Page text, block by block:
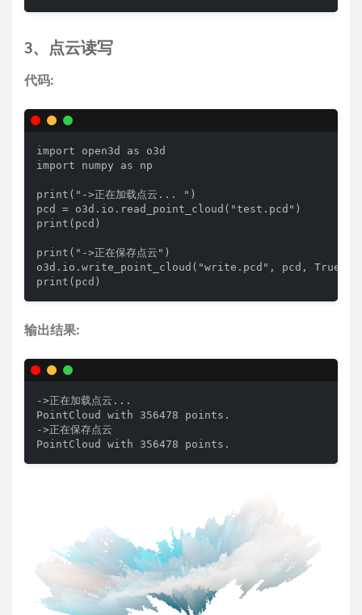
3、点云读写
代码:
import open3d as o3d
import numpy as np
print("->正在加载点云... ")
pcd = o3d.io.read_point_cloud("test.pcd")
print(pcd)
print("->正在保存点云")
o3d.io.write_point_cloud("write.pcd", pcd, True) # 默
print(pcd)
输出结果:
->正在加载点云...
PointCloud with 356478 points.
->正在保存点云
PointCloud with 356478 points.